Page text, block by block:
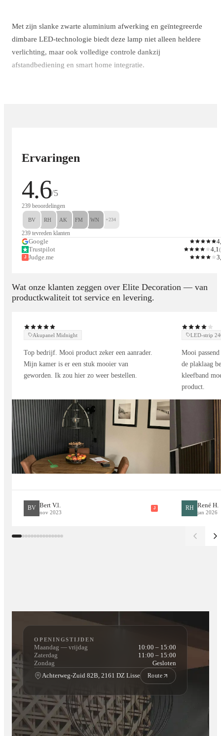
Met zijn slanke zwarte aluminium afwerking en geïntegreerde
dimbare LED-technologie biedt deze lamp niet alleen heldere
verlichting, maar ook volledige controle dankzij
afstandbediening en smart home integratie.
Large: 30 cm (24W)
lamps, lang, zwart, aluminium
dimmerafstandsbediening
Eigenschappen
✔ Smart Home compatibel – bedien met smartphone of
✔ Modern zwart aluminium design
✔ Eenvoudige installatie op opbouw railsysteem
Toepassingen
Perfect geschikt voor woonkamers, eetkamers, kantoren of
Ervaringen
4.6/5
239 beoordelingen
BV RH AK FM WN +234
239 tevreden klanten
Google
Trustpilot
4,1 (
J Judge.me
Wat onze klanten zeggen over Elite Decoration — van
productkwaliteit tot service en levering.
Akupanel Midnight
Top bedrijf. Mooi product zeker een aanrader.
Mijn kamer is er een stuk mooier van
geworden. Ik zou hier zo weer bestellen.
BV Bert V.l.
nov 2023
J
LED-strip
Mooi
de plaklaag
kleefband
product.
RH René H.
jan 2026
OPENINGSTIJDEN
Maandag — vrijdag
10:00 – 15:00
Zaterdag
11:00 – 15:00
Zondag
Gesloten
Achterweg-Zuid 82B, 2161 DZ Lisse
Route